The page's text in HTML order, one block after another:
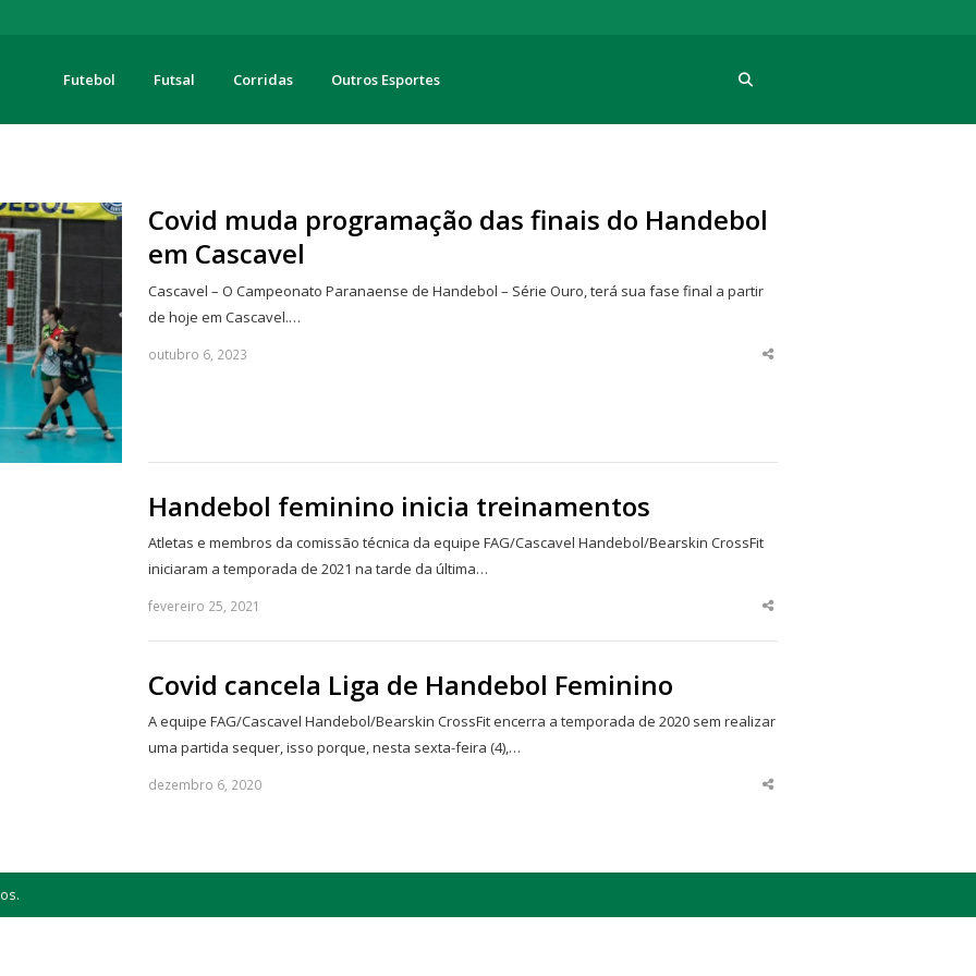
Futebol Futsal Corridas Outros Esportes
Covid muda programação das finais do Handebol
em Cascavel
Cascavel – O Campeonato Paranaense de Handebol – Série Ouro, terá sua fase final a partir
de hoje em Cascavel.…
outubro 6, 2023
Share
Handebol feminino inicia treinamentos
Atletas e membros da comissão técnica da equipe FAG/Cascavel Handebol/Bearskin CrossFit
iniciaram a temporada de 2021 na tarde da última…
fevereiro 25, 2021
Share
Covid cancela Liga de Handebol Feminino
A equipe FAG/Cascavel Handebol/Bearskin CrossFit encerra a temporada de 2020 sem realizar
uma partida sequer, isso porque, nesta sexta-feira (4),…
dezembro 6, 2020
Share